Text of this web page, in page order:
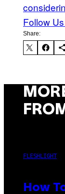
Follow
Share:
FLESHLIGHT
How